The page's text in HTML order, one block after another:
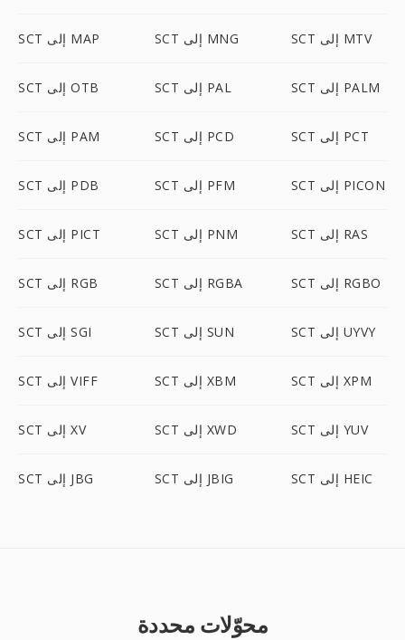
SCT إلى MAP SCT إلى MNG SCT إلى MTV
SCT إلى OTB SCT إلى PAL SCT إلى PALM
SCT إلى PAM SCT إلى PCD SCT إلى PCT
SCT إلى PDB SCT إلى PFM SCT إلى PICON
SCT إلى PICT SCT إلى PNM SCT إلى RAS
SCT إلى RGB SCT إلى RGBA SCT إلى RGBO
SCT إلى SGI SCT إلى SUN SCT إلى UYVY
SCT إلى VIFF SCT إلى XBM SCT إلى XPM
SCT إلى XV SCT إلى XWD SCT إلى YUV
SCT إلى JBG SCT إلى JBIG SCT إلى HEIC
محوّلات محددة